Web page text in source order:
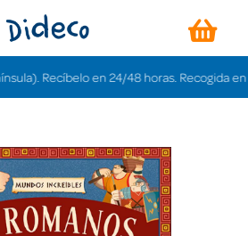
Recíbelo en 24/48 horas. Recogida en